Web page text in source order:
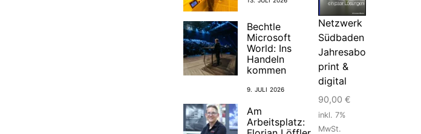
Bechtle
Microsoft
World: Ins
Handeln
kommen
9. JULI 2026
Am
Arbeitsplatz:
Netzwerk
Südbaden
Jahresabo
print &
digital
90,00 €
inkl. 7%
MwSt.